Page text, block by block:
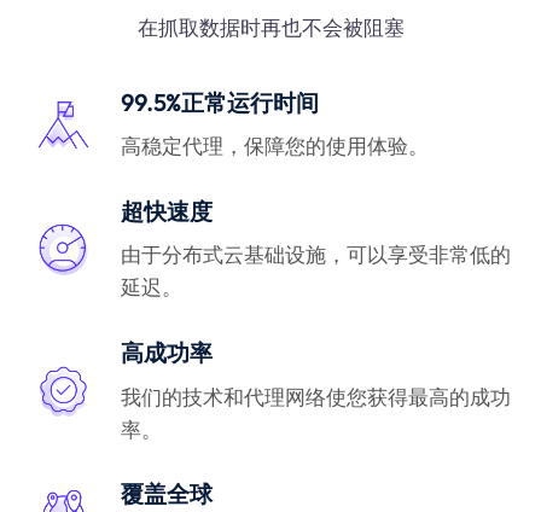
在抓取数据时再也不会被阻塞
99.5%正常运行时间
高稳定代理，保障您的使用体验。
超快速度
由于分布式云基础设施，可以享受非常低的
延迟。
高成功率
我们的技术和代理网络使您获得最高的成功
率。
覆盖全球